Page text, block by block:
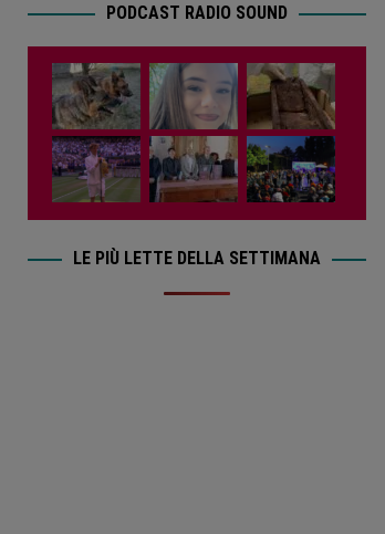
PODCAST RADIO SOUND
LE PIÙ LETTE DELLA SETTIMANA